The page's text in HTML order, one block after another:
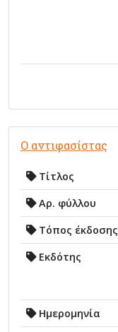
Ο αντιφασίστας
Τίτλος
Αρ. φύλλου
Τόπος έκδοσης
Εκδότης
Ημερομηνία